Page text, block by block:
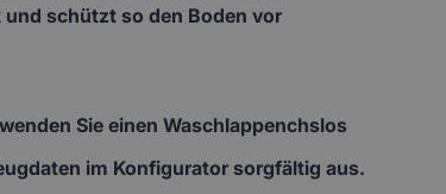
schützt so den Boden vor
Sie einen Waschlappenchslos
im Konfigurator sorgfältig aus.